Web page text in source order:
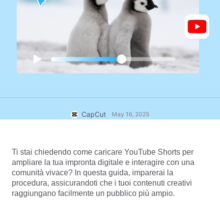
Sottotitoli automatici
Modelli di sottotitoli
Miglioramento della voce
Riduzione del rumore
Stile di vita e vlog
Design personalizzato
Altro
Trend di mercato
Scelte migliori
Tendenze e consigli sui modelli
Modelli di settore
Modelli di riepilogo
Centro protezione
Centro assistenza
Sala stampa
Dreamina Seedance 2.0 Launch
Apri CapCut
CapCut May 16, 2025
Ti stai chiedendo come caricare YouTube Shorts per
ampliare la tua impronta digitale e interagire con una
comunità vivace? In questa guida, imparerai la
procedura, assicurandoti che i tuoi contenuti creativi
raggiungano facilmente un pubblico più ampio.